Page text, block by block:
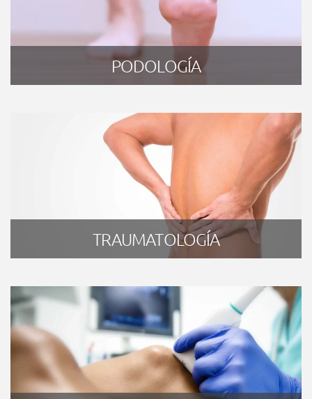
PODOLOGÍA
TRAUMATOLOGÍA